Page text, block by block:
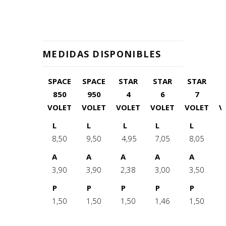
MEDIDAS DISPONIBLES
SPACE
850
VOLET
SPACE
950
VOLET
STAR
4
VOLET
STAR
6
VOLET
STAR
7
VOLET
L
8,50
L
9,50
L
4,95
L
7,05
L
8,05
A
3,90
A
3,90
A
2,38
A
3,00
A
3,50
P
1,50
P
1,50
P
1,50
P
1,46
P
1,50